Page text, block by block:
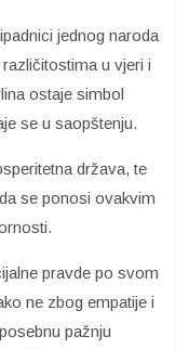
jednog naroda
u vjeri i
ostaje simbol
se u saopštenju.
država, te
se ponosi ovakvim
pravde po svom
ne zbog empatije i
pažnju